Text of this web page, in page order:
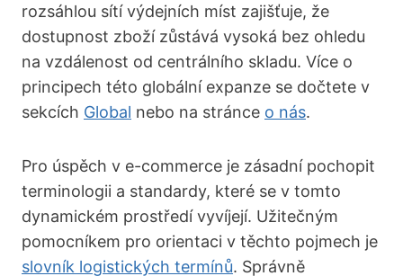
rozsáhlou sítí výdejních míst zajišťuje, že
dostupnost zboží zůstává vysoká bez ohledu
na vzdálenost od centrálního skladu. Více o
principech této globální expanze se dočtete v
sekcích Global nebo na stránce o nás.
Pro úspěch v e-commerce je zásadní pochopit
terminologii a standardy, které se v tomto
dynamickém prostředí vyvíjejí. Užitečným
pomocníkem pro orientaci v těchto pojmech je
slovník logistických termínů. Správně